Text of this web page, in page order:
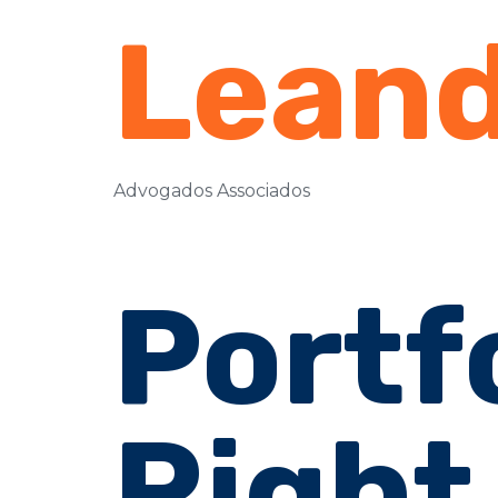
Advogados Associados